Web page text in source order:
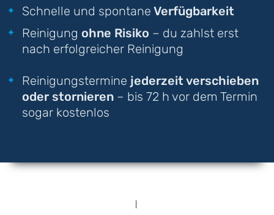
Schnelle und spontane Verfügbarkeit
Reinigung ohne Risiko – du zahlst erst
nach erfolgreicher Reinigung
Reinigungstermine jederzeit verschieben
oder stornieren – bis 72 h vor dem Termin
sogar kostenlos